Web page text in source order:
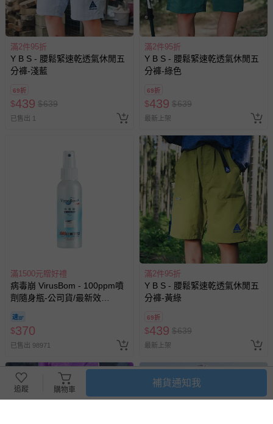
滿2件95折
Y B S - 腰鬆緊速乾透氣休閒五
分褲-淺藍
69折
$439 $639
已售出 1
滿2件95折
Y B S - 腰鬆緊速乾透氣休閒五
分褲-綠色
69折
$439 $639
最新上架
滿1500元贈好禮
病毒崩 VirusBom - 100ppm噴
劑隨身瓶-公司貨/最新效
$370
已售出 98971
滿2件95折
Y B S - 腰鬆緊速乾透氣休閒五
分褲-黃綠
69折
$439 $639
最新上架
追蹤 購物車
補貨通知我